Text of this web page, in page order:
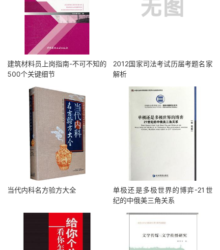
建筑材料员上岗指南-不可不知的
500个关键细节
2012国家司法考试历届考题名家
解析
当代内科名方验方大全
单极还是多极世界的博弈-21世
纪的中俄美三角关系